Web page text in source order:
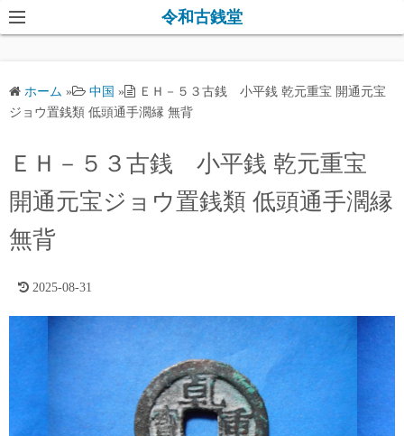
コ
ン
ツ
ッ
令和古銭堂
ホーム » 中国 »
ＥＨ－５３古銭 小平銭 乾元重宝 開通元宝
ジョウ置銭類 低頭通手濶縁 無背
ＥＨ－５３古銭 小平銭 乾元重宝
開通元宝ジョウ置銭類 低頭通手濶縁
無背
2025-08-31